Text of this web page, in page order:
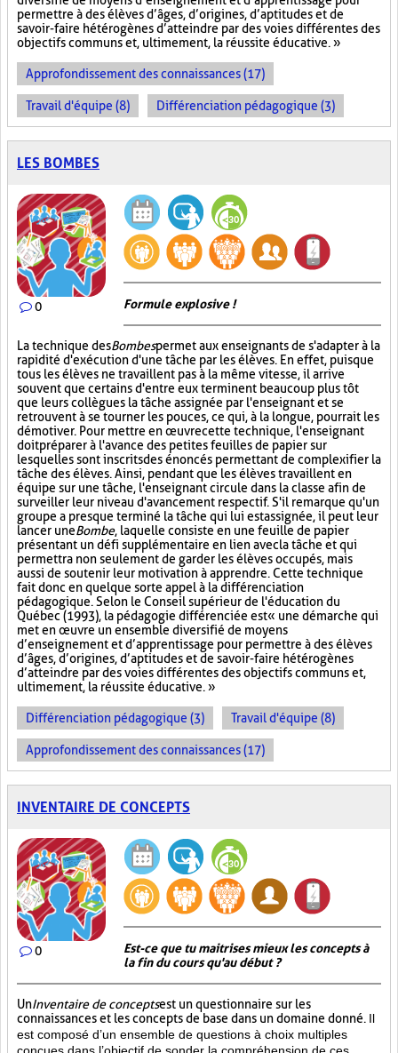
permettre à des élèves d’âges, d’origines, d’aptitudes et de
savoir-faire hétérogènes d’atteindre par des voies différentes des
objectifs communs et, ultimement, la réussite éducative. »
Approfondissement des connaissances (17)
Travail d'équipe (8) Différenciation pédagogique (3)
LES BOMBES
0 Formule explosive !
La technique desBombespermet aux enseignants de s'adapter à la
rapidité d'exécution d'une tâche par les élèves. En effet, puisque
tous les élèves ne travaillent pas à la même vitesse, il arrive
souvent que certains d'entre eux terminent beaucoup plus tôt
que leurs collègues la tâche assignée par l'enseignant et se
retrouvent à se tourner les pouces, ce qui, à la longue, pourrait les
démotiver. Pour mettre en œuvre cette technique, l'enseignant
doit préparer à l'avance des petites feuilles de papier sur
lesquelles sont inscrits des énoncés permettant de complexifier la
tâche des élèves. Ainsi, pendant que les élèves travaillent en
équipe sur une tâche, l'enseignant circule dans la classe afin de
surveiller leur niveau d'avancement respectif. S'il remarque qu'un
groupe a presque terminé la tâche qui lui est assignée, il peut leur
lancer uneBombe, laquelle consiste en une feuille de papier
présentant un défi supplémentaire en lien avec la tâche et qui
permettra non seulement de garder les élèves occupés, mais
aussi de soutenir leur motivation à apprendre. Cette technique
fait donc en quelque sorte appel à la différenciation
pédagogique. Selon le Conseil supérieur de l'éducation du
Québec (1993), la pédagogie différenciée est « une démarche qui
met en œuvre un ensemble diversifié de moyens
d’enseignement et d’apprentissage pour permettre à des élèves
d’âges, d’origines, d’aptitudes et de savoir-faire hétérogènes
d’atteindre par des voies différentes des objectifs communs et,
ultimement, la réussite éducative. »
Différenciation pédagogique (3) Travail d'équipe (8)
Approfondissement des connaissances (17)
INVENTAIRE DE CONCEPTS
0
Est-ce que tu maitrises mieux les concepts à
la fin du cours qu'au début ?
UnInventaire de conceptsest un questionnaire sur les
connaissances et les concepts de base dans un domaine donné. Il
est composé d’un ensemble de questions à choix multiples